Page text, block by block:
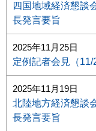
四国地域経済懇談
長発言要旨
2025年11月25日
定例記者会見（
2025年11月19日
北陸地方経済懇談
長発言要旨